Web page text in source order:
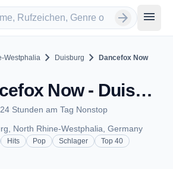
arrow_forward menu
Westphalia chevron_right Duisburg chevron_right Dancefox Now
Dancefox Now - Duisburg
Stunden am Tag Nonstop
North Rhine-Westphalia, Germany
Hits Pop Schlager Top 40